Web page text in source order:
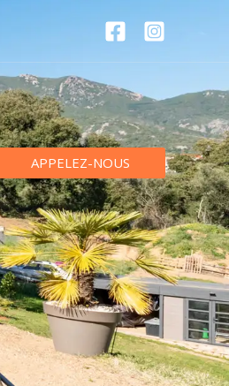
APPELEZ-NOUS